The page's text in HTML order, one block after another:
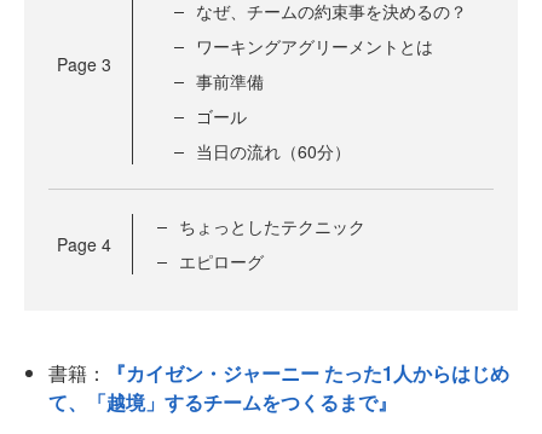
Page 3
なぜ、チームの約束事を決めるの？
ワーキングアグリーメントとは
事前準備
ゴール
当日の流れ（60分）
Page 4
ちょっとしたテクニック
エピローグ
書籍：
『カイゼン・ジャーニー たった1人からはじめ
て、「越境」するチームをつくるまで』